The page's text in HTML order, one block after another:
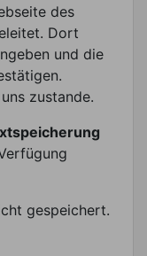
des
Dort
und die
zustande.
gespeichert.